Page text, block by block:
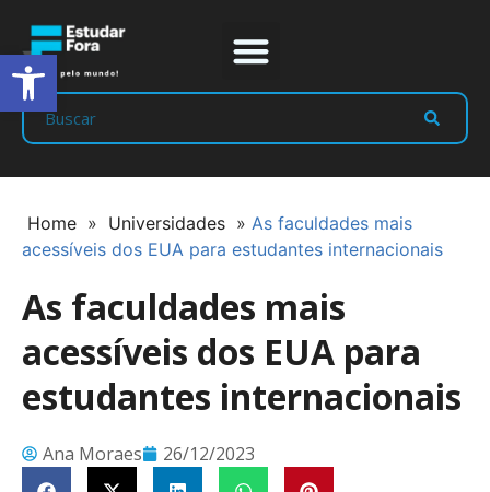
Home » Universidades » As faculdades mais
acessíveis dos EUA para estudantes internacionais
As faculdades mais
acessíveis dos EUA para
estudantes internacionais
Ana Moraes 26/12/2023
Abrir a barra de ferramentas